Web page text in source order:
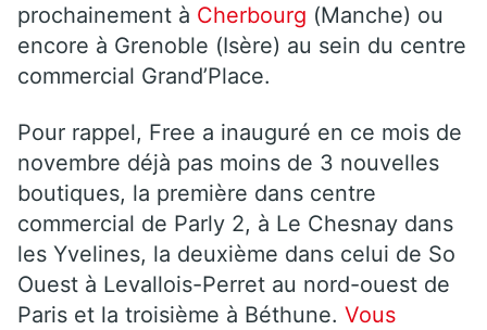
prochainement à Cherbourg (Manche) ou
encore à Grenoble (Isère) au sein du centre
commercial Grand’Place.
Pour rappel, Free a inauguré en ce mois de
novembre déjà pas moins de 3 nouvelles
boutiques, la première dans centre
commercial de Parly 2, à Le Chesnay dans
les Yvelines, la deuxième dans celui de So
Ouest à Levallois-Perret au nord-ouest de
Paris et la troisième à Béthune. Vous